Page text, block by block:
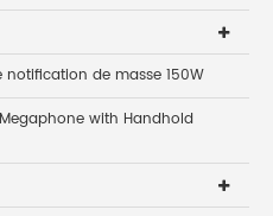
notification de masse 150W
with Handhold